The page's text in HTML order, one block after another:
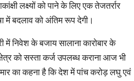
लक्ष्यों को पाने के लिए एक तेजतर्रार
में बदलाव को अंतिम रूप देगी।
में निवेश के बजाय सालाना कारोबार के
को सस्ता कर्ज उपलब्ध कराना आज भी
का कहना है कि देश में पांच करोड़ लघु एवं